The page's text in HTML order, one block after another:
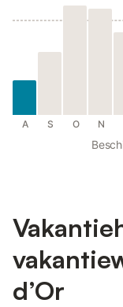
A S O N
d’Or